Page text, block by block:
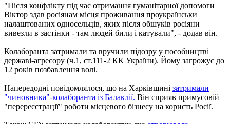
"Після конфлікту під час отримання гуманітарної допомоги
Віктор здав росіянам місця проживання проукраїнськи
налаштованих односельців, яких після обшуків росіяни
вивезли в застінки - там людей били і катували", - додав він.
Колаборанта затримали та вручили підозру у пособництві
державі-агресору (ч.1, ст.111-2 КК України). Йому загрожує до
12 років позбавлення волі.
Напередодні повідомлялося, що на Харківщині затримали
"чиновника"-колаборанта із Балаклії. Він сприяв примусовій
"перереєстрації" роботи місцевого бізнесу на користь Росії.